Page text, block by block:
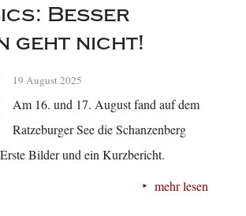
Besser
geht nicht!
19 August 2025
Am 16. und 17. August fand auf dem
Ratzeburger See die Schanzenberg
Bilder und ein Kurzbericht.
mehr lesen